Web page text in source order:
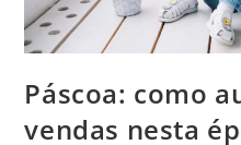
Páscoa: como
vendas nesta